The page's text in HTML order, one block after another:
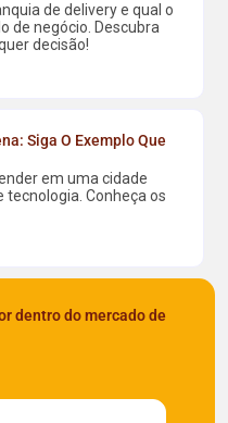
de delivery e qual o
de negócio. Descubra
decisão!
Siga O Exemplo Que
em uma cidade
Conheça os
dentro do mercado de